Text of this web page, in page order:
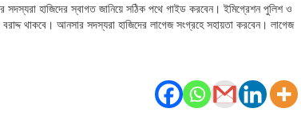
সদস্যরা হাজিদের স্বাগত জানিয়ে সঠিক পথে গাইড করবেন। ইমিগ্রেশন পুলিশ ও
থাকবে। আনসার সদস্যরা হাজিদের লাগেজ সংগ্রহে সহায়তা করবেন। লাগেজ